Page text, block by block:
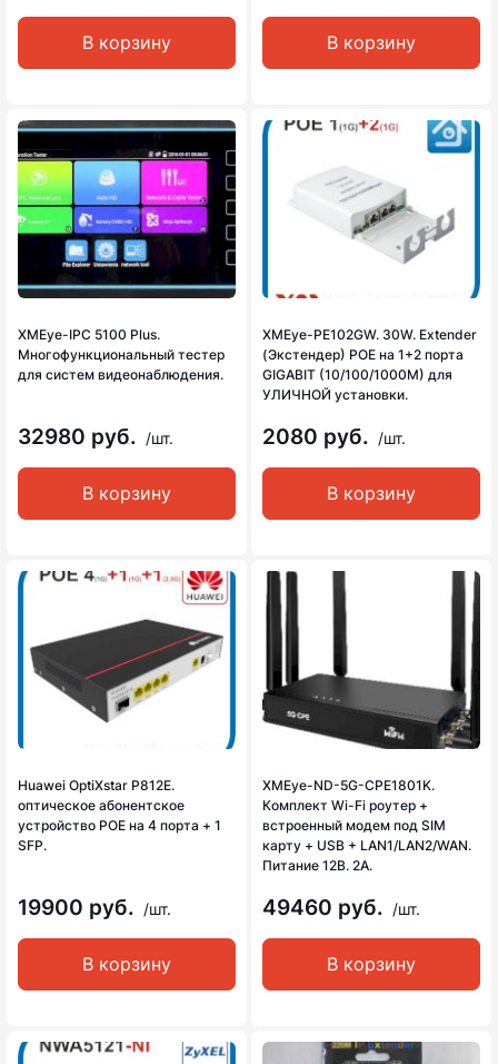
В корзину В корзину
XMEye-IPC 5100 Plus.
Многофункциональный тестер
для систем видеонаблюдения.
32980 руб. /шт.
В корзину
XMEye-PE102GW. 30W. Extender
(Экстендер) POE на 1+2 порта
GIGABIT (10/100/1000M) для
УЛИЧНОЙ установки.
2080 руб. /шт.
В корзину
Huawei OptiXstar P812E.
оптическое абонентское
устройство POE на 4 порта + 1
SFP.
19900 руб. /шт.
В корзину
XMEye-ND-5G-CPE1801K.
Комплект Wi-Fi роутер +
встроенный модем под SIM
карту + USB + LAN1/LAN2/WAN.
Питание 12В. 2А.
49460 руб. /шт.
В корзину